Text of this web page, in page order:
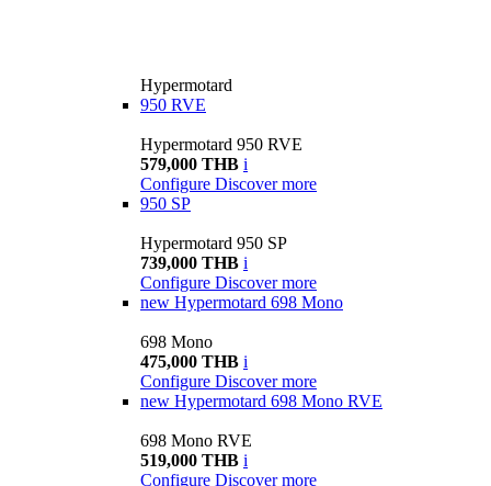
Hypermotard
950 RVE
Hypermotard 950 RVE
579,000 THB i
Configure Discover more
950 SP
Hypermotard 950 SP
739,000 THB i
Configure Discover more
new Hypermotard 698 Mono
698 Mono
475,000 THB i
Configure Discover more
new Hypermotard 698 Mono RVE
698 Mono RVE
519,000 THB i
Configure Discover more